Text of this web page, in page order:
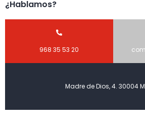
¿Hablamos?
968 35 53 20
Madre de Dios, 4. 30004